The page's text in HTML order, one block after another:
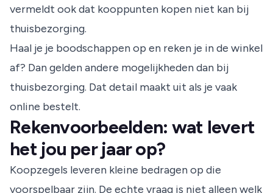
vermeldt ook dat kooppunten kopen niet kan bij
thuisbezorging.
Haal je je boodschappen op en reken je in de winkel
af? Dan gelden andere mogelijkheden dan bij
thuisbezorging. Dat detail maakt uit als je vaak
online bestelt.
Rekenvoorbeelden: wat levert
het jou per jaar op?
Koopzegels leveren kleine bedragen op die
voorspelbaar zijn. De echte vraag is niet alleen welk